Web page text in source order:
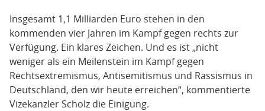
Insgesamt 1,1 Milliarden Euro stehen in den
kommenden vier Jahren im Kampf gegen rechts zur
Verfügung. Ein klares Zeichen. Und es ist „nicht
weniger als ein Meilenstein im Kampf gegen
Rechtsextremismus, Antisemitismus und Rassismus in
Deutschland, den wir heute erreichen“, kommentierte
Vizekanzler Scholz die Einigung.